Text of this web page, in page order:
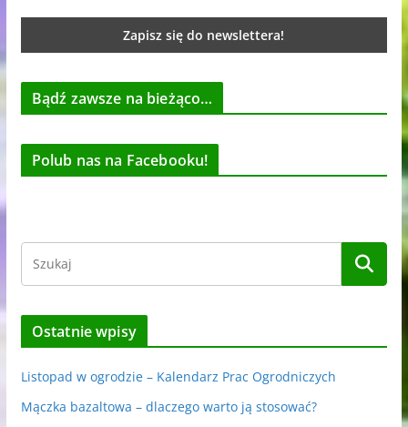
Bądź zawsze na bieżąco…
Polub nas na Facebooku!
Ostatnie wpisy
Listopad w ogrodzie – Kalendarz Prac Ogrodniczych
Mączka bazaltowa – dlaczego warto ją stosować?